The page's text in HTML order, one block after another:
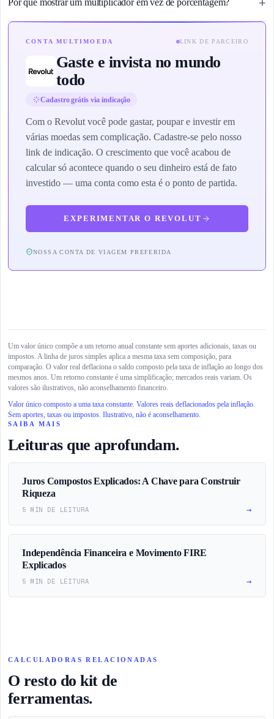
Por que mostrar um multiplicador em vez de porcentagem?
CONTA MULTIMOEDA LINK DE PARCEIRO
Gaste e invista no mundo
todo
Cadastro grátis via indicação
Com o Revolut você pode gastar, poupar e investir em
várias moedas sem complicação. Cadastre-se pelo nosso
link de indicação. O crescimento que você acabou de
calcular só acontece quando o seu dinheiro está de fato
investido — uma conta como esta é o ponto de partida.
EXPERIMENTAR O REVOLUT
NOSSA CONTA DE VIAGEM PREFERIDA
Um valor único compõe a um retorno anual constante sem aportes adicionais, taxas ou
impostos. A linha de juros simples aplica a mesma taxa sem composição, para
comparação. O valor real deflaciona o saldo composto pela taxa de inflação ao longo dos
mesmos anos. Um retorno constante é uma simplificação; mercados reais variam. Os
valores são ilustrativos, não aconselhamento financeiro.
Valor único composto a uma taxa constante. Valores reais deflacionados pela inflação.
Sem aportes, taxas ou impostos. Ilustrativo, não é aconselhamento.
SAIBA MAIS
Leituras que aprofundam.
Juros Compostos Explicados: A Chave para Construir
Riqueza
5 MIN DE LEITURA →
Independência Financeira e Movimento FIRE
Explicados
5 MIN DE LEITURA →
CALCULADORAS RELACIONADAS
O resto do kit de
ferramentas.